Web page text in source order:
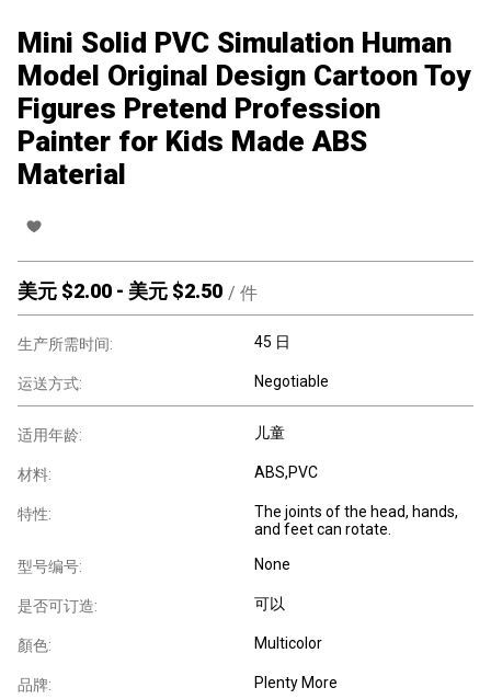
Mini Solid PVC Simulation Human
Model Original Design Cartoon Toy
Figures Pretend Profession
Painter for Kids Made ABS
Material
美元 $2.00 - 美元 $2.50 / 件
生产所需时间: 45 日
运送方式: Negotiable
适用年龄: 儿童
材料: ABS,PVC
特性:
The joints of the head, hands,
and feet can rotate.
型号编号: None
是否可订造: 可以
顏色: Multicolor
品牌: Plenty More